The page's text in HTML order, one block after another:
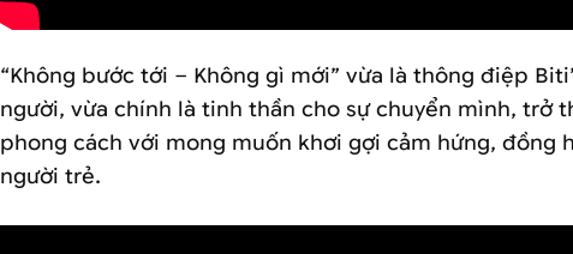
“Không bước tới – Không gì mới” vừa là thông điệp
người, vừa chính là tinh thần cho sự chuyển mình, trở
phong cách với mong muốn khơi gợi cảm hứng, đồng
người trẻ.